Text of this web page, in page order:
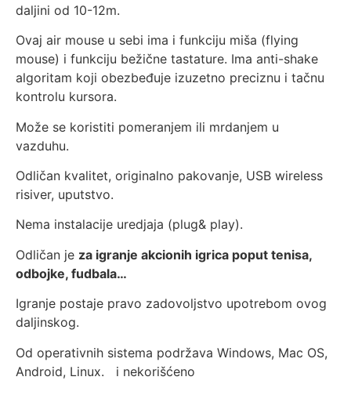
daljini od 10-12m.
Ovaj air mouse u sebi ima i funkciju miša (flying
mouse) i funkciju bežične tastature. Ima anti-shake
algoritam koji obezbeđuje izuzetno preciznu i tačnu
kontrolu kursora.
Može se koristiti pomeranjem ili mrdanjem u
vazduhu.
Odličan kvalitet, originalno pakovanje, USB wireless
risiver, uputstvo.
Nema instalacije uredjaja (plug& play).
Odličan je za igranje akcionih igrica poput tenisa,
odbojke, fudbala…
Igranje postaje pravo zadovoljstvo upotrebom ovog
daljinskog.
Od operativnih sistema podržava Windows, Mac OS,
Android, Linux. i nekorišćeno